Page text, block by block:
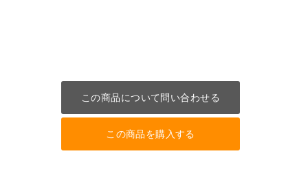
この商品について問い合わせる
この商品を購入する